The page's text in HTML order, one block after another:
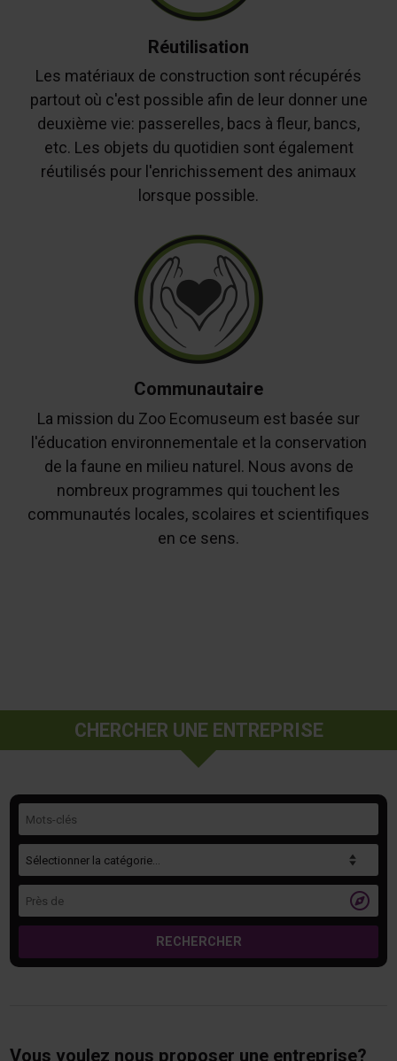
Réutilisation
Les matériaux de construction sont récupérés
partout où c'est possible afin de leur donner une
deuxième vie: passerelles, bacs à fleur, bancs,
etc. Les objets du quotidien sont également
réutilisés pour l'enrichissement des animaux
lorsque possible.
Communautaire
La mission du Zoo Ecomuseum est basée sur
l'éducation environnementale et la conservation
de la faune en milieu naturel. Nous avons de
nombreux programmes qui touchent les
communautés locales, scolaires et scientifiques
en ce sens.
CHERCHER UNE ENTREPRISE

RECHERCHER
Vous voulez nous proposer une entreprise?